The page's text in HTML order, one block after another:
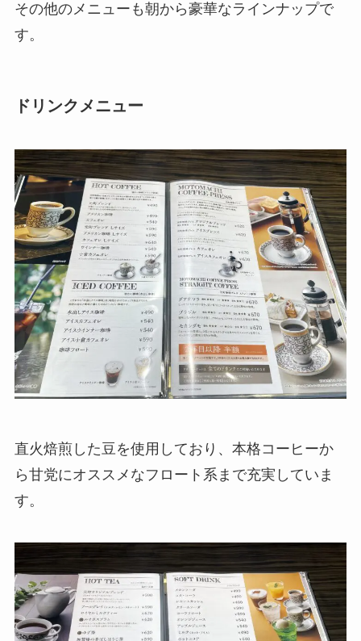
その他のメニューも朝から豪華なラインナップで
す。
ドリンクメニュー
直火焙煎した豆を使用しており、本格コーヒーか
ら甘党にオススメなフロート系まで充実していま
す。